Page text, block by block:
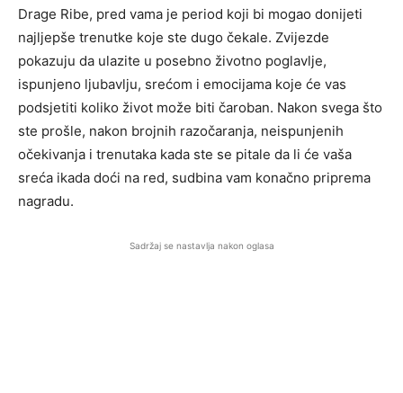
Drage Ribe, pred vama je period koji bi mogao donijeti
najljepše trenutke koje ste dugo čekale. Zvijezde
pokazuju da ulazite u posebno životno poglavlje,
ispunjeno ljubavlju, srećom i emocijama koje će vas
podsjetiti koliko život može biti čaroban. Nakon svega što
ste prošle, nakon brojnih razočaranja, neispunjenih
očekivanja i trenutaka kada ste se pitale da li će vaša
sreća ikada doći na red, sudbina vam konačno priprema
nagradu.
Sadržaj se nastavlja nakon oglasa